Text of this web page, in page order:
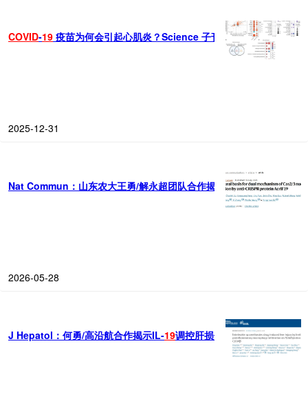
COVID-19 疫苗为何会引起心肌炎？Science 子刊找到元凶！证实
2025-12-31
Nat Commun：山东农大王勇/解永超团队合作揭示抗CRISPR蛋白
2026-05-28
J Hepatol：何勇/高沿航合作揭示IL-19调控肝损伤新机制，有望成为